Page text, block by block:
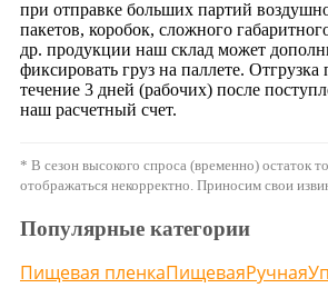
при отправке больших партий
пакетов, коробок, сложного
др. продукции наш склад может
фиксировать груз на паллете. Отгрузка
течение 3 дней (рабочих) после
наш расчетный счет.
* В сезон высокого спроса (временно) остаток
отображаться некорректно. Приносим свои
Популярные категории
Пищевая пленкаПищеваяРучная